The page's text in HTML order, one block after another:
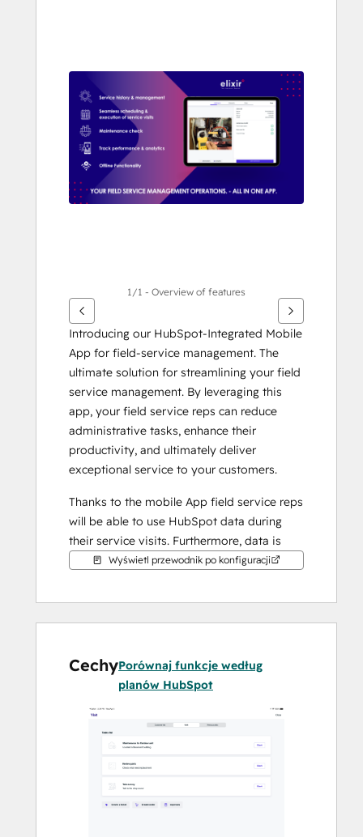
przeglądać
inne
elementy
1/1 - Overview of features
Introducing our HubSpot-Integrated Mobile
App for field-service management. The
ultimate solution for streamlining your field
service management. By leveraging this
app, your field service reps can reduce
administrative tasks, enhance their
productivity, and ultimately deliver
exceptional service to your customers.
Thanks to the mobile App field service reps
will be able to use HubSpot data during
their service visits. Furthermore, data is
also being sent from the mobile app to
HubSpot you will be able to see all the
on what they do best - delivering top-notch
service to your customers.
Wyświetl przewodnik po konfiguracji
CechyPorównaj funkcje według
planów HubSpot